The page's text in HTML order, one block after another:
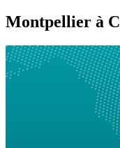
Montpellier à